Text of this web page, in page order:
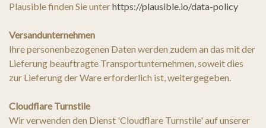
Plausible finden Sie unterhttps://plausible.io/data-policy
Versandunternehmen
Ihre personenbezogenen Daten werden zudem an das mit der
Lieferung beauftragte Transportunternehmen, soweit dies
zur Lieferung der Ware erforderlich ist, weitergegeben.
Cloudflare Turnstile
Wir verwenden den Dienst 'Cloudflare Turnstile' auf unserer